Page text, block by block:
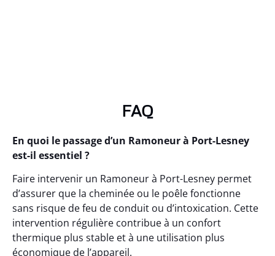
FAQ
En quoi le passage d’un Ramoneur à Port-Lesney
est-il essentiel ?
Faire intervenir un Ramoneur à Port-Lesney permet
d’assurer que la cheminée ou le poêle fonctionne
sans risque de feu de conduit ou d’intoxication. Cette
intervention régulière contribue à un confort
thermique plus stable et à une utilisation plus
économique de l’appareil.